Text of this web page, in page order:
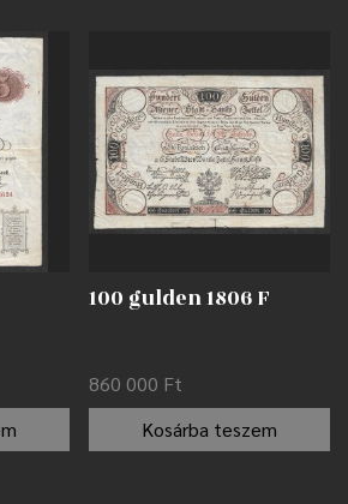
100 gulden 1806 F
860 000 Ft
Kosárba teszem